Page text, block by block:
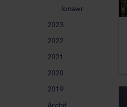
Ionawr
2023
2022
2021
2020
2019
Archif